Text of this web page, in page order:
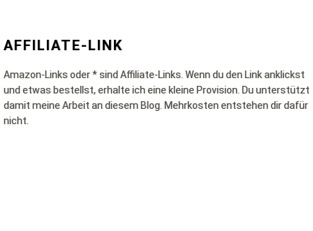
AFFILIATE-LINK
Amazon-Links oder * sind Affiliate-Links. Wenn du den Link anklickst
und etwas bestellst, erhalte ich eine kleine Provision. Du unterstützt
damit meine Arbeit an diesem Blog. Mehrkosten entstehen dir dafür
nicht.